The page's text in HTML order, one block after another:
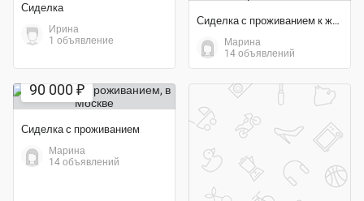
Сиделка
Ирина
1 объявление
Сиделка с проживанием к женщине
Марина
14 объявлений
90 000 ₽
Сиделка с проживанием
Марина
14 объявлений